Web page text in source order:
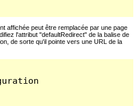
affichée peut être remplacée par une page
l'attribut "defaultRedirect" de la balise de
de sorte qu'il pointe vers une URL de la